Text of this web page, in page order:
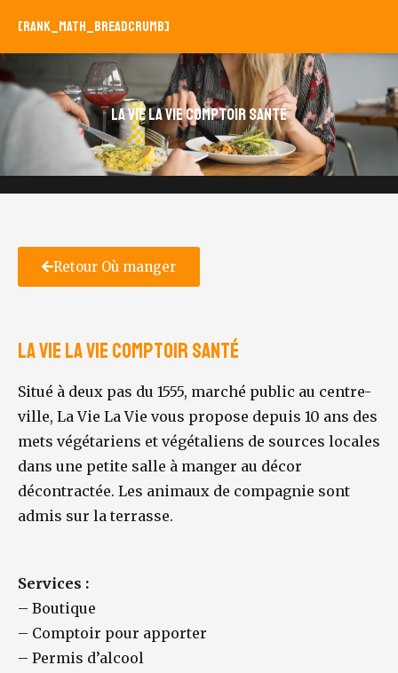
[rank_math_breadcrumb]
La Vie La Vie comptoir santé
Retour Où manger
La Vie La Vie comptoir santé
Situé à deux pas du 1555, marché public au centre-
ville, La Vie La Vie vous propose depuis 10 ans des
mets végétariens et végétaliens de sources locales
dans une petite salle à manger au décor
décontractée. Les animaux de compagnie sont
admis sur la terrasse.
Services :
– Boutique
– Comptoir pour apporter
– Permis d’alcool